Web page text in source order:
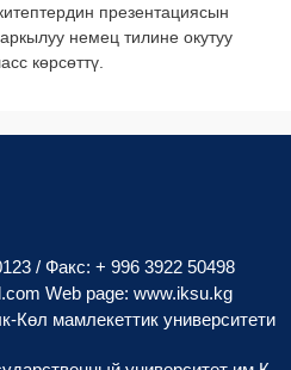
презентациясын
немец тилине окутуу
көрсөттү.
/ Факс: + 996 3922 50498
Web page: www.iksu.kg
мамлекеттик университети